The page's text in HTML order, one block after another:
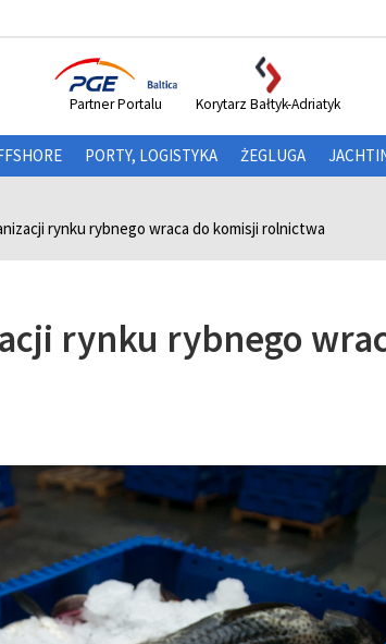
Partner Portalu Korytarz Bałtyk-Adriatyk
PORTY, LOGISTYKA ŻEGLUGA
rynku rybnego wraca do komisji rolnictwa
rynku rybnego